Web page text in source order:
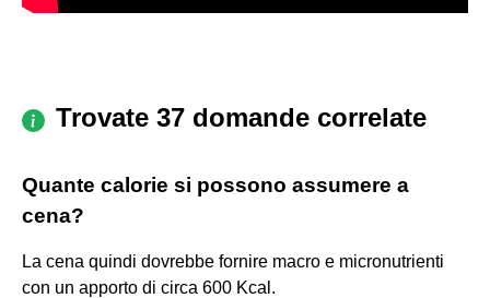
Trovate 37 domande correlate
Quante calorie si possono assumere a
cena?
La cena quindi dovrebbe fornire macro e micronutrienti
con un apporto di circa 600 Kcal.